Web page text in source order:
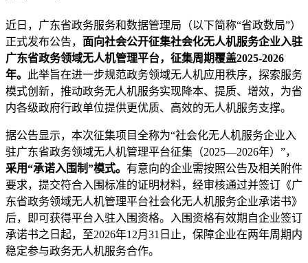
近日，广东省政务服务和数据管理局（以下简称“省政数局”）
正式发布公告， 面向社会公开征集社会化无人机服务企业入驻
广东省政务领域无人机管理平台，征集周期覆盖2025-2026
年。
此举旨在进一步规范政务领域无人机应用秩序，探索服务
模式创新，推动政务无人机服务实现降本、提质、增效，为省
内各级政府行政单位提供更优质、高效的无人机服务支撑。
据公告显示，本次征集项目全称为“社会化无人机服务企业入
驻广东省政务领域无人机管理平台征集（2025—2026年）”，
采用“承诺入围制”模式。 有意向的企业需按照公告及相关附件
要求，提交符合入围标准的证明材料，经审核通过并签订《广
东省政务领域无人机管理平台社会化无人机服务企业承诺书》
后，即可获得平台入驻入围资格。入围资格有效期自企业签订
承诺书之日起，至2026年12月31日止，保障企业在两年周期内
稳定参与政务无人机服务合作。